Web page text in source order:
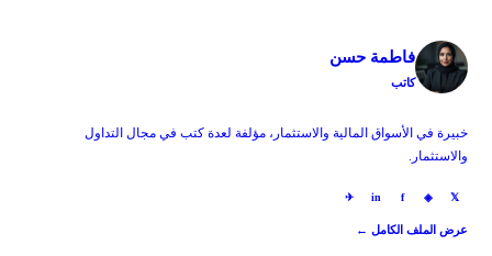
فاطمة حسن
كاتب
خبيرة في الأسواق المالية والاستثمار، مؤلفة لعدة كتب في مجال التداول
والاستثمار.
𝕏
◈
f
in
✈
عرض الملف الكامل ←